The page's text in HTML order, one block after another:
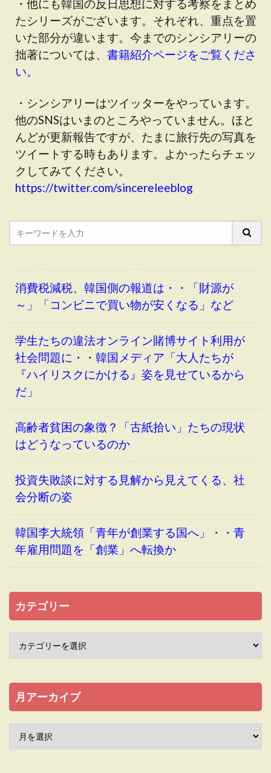
・他にも韓国の反日思想に対する考察をまとめ
たシリーズがございます。それぞれ、重点を置
いた部分が違います。今までのシンシアリーの
拙著については、 書籍紹介ページをご覧くださ
い。
・シンシアリーはツイッターをやっています。
他のSNSはいまのところやっていません。ほと
んどが更新報告ですが、たまに旅行先の写真を
ツイートする時もあります。よかったらチェッ
クしてみてください。
https://twitter.com/sincereleeblog
消費税減税、韓国側の報道は・・「財源が
～」「コンビニで買い物が安くなる」など
学生たちの違法オンライン賭博サイト利用が
社会問題に・・韓国メディア「大人たちが
『ハイリスクにかける』姿を見せているから
だ」
高齢者貧困の象徴？「古紙拾い」たちの現状
はどうなっているのか
投資失敗談に対する見解から見えてくる、社
会分断の姿
韓国李大統領「青年が創業する国へ」・・青
年雇用問題を「創業」へ転換か
カテゴリー
月アーカイブ